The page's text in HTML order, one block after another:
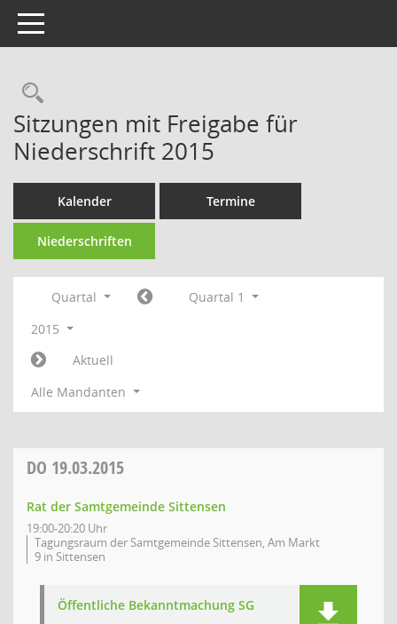
Toggle navigation
Rechercheauswahl
Sitzungen mit Freigabe für
Niederschrift 2015
Kalender Termine
Niederschriften
Quartal
Quartal 1
2015
Aktuell
Alle Mandanten
DO 19.03.2015
Rat der Samtgemeinde Sittensen
19:00-20:20 Uhr
Tagungsraum der Samtgemeinde Sittensen, Am Markt
9 in Sittensen
Öffentliche Bekanntmachung SG